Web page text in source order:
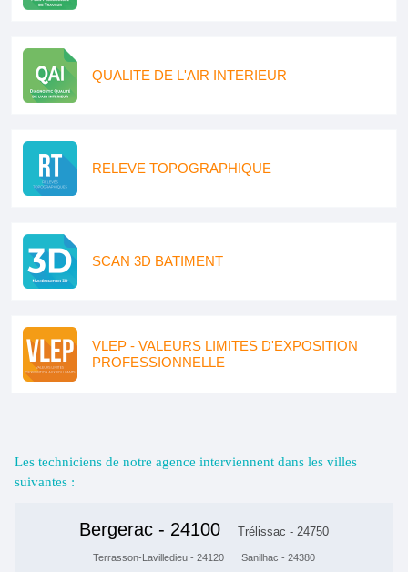
QUALITE DE L'AIR INTERIEUR
RELEVE TOPOGRAPHIQUE
SCAN 3D BATIMENT
VLEP - VALEURS LIMITES D'EXPOSITION
PROFESSIONNELLE
Les techniciens de notre agence interviennent dans les villes
suivantes :
Bergerac - 24100 Trélissac - 24750
Terrasson-Lavilledieu - 24120 Sanilhac - 24380